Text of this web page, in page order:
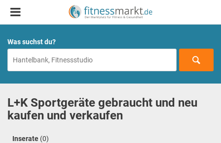
Was suchst du?
L+K Sportgeräte gebraucht und neu
kaufen und verkaufen
Inserate (0)